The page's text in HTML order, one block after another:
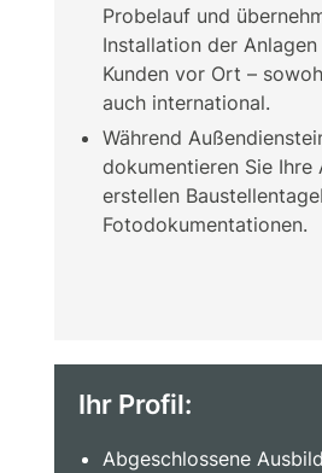
Probelauf und
Installation der
Kunden vor Ort –
auch international.
Während
dokumentieren Sie Ihre
erstellen
Fotodokumentationen.
Ihr Profil:
Abgeschlossene